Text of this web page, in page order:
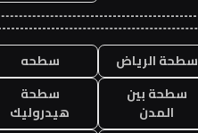
سطحة الرياض
سطحه
سطحة بين
المدن
سطحة
هيدروليك